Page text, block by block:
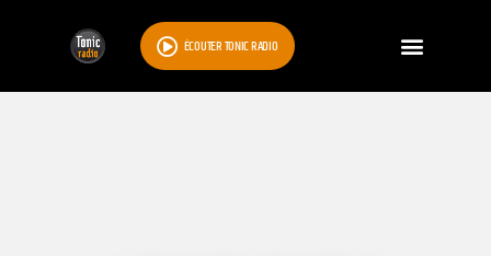
ÉCOUTER TONIC RADIO